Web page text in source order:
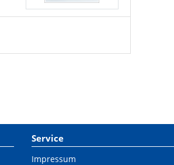
Service
Impressum